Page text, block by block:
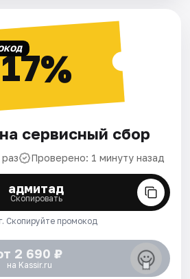
17%
сервисный сбор
Проверено: 1 минуту назад
адмитад
Скопировать
Скопируйте промокод
2 690 ₽
на Kassir.ru